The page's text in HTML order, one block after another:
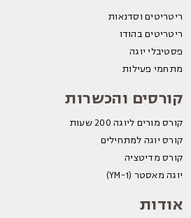
ריטריטים וסדנאות
ריטריטים בהודו
פסטיבלי יוגה
מתחמי פעילות
קורסים והכשרות
קורס מורים ליוגה 200 שעות
קורס יוגה למתחילים
קורס מדיטציה
יוגה מאסטר (YM-1)
אודות